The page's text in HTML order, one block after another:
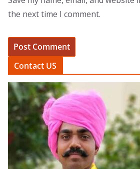
the next time I comment.
Contact US